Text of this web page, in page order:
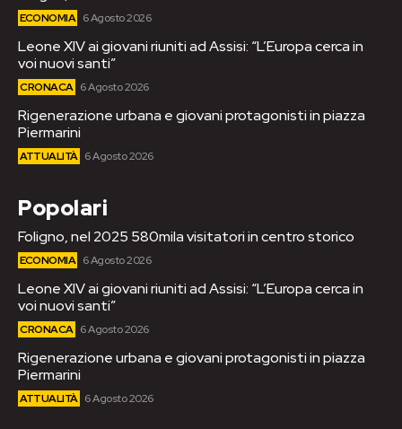
ECONOMIA 6 Agosto 2026
Leone XIV ai giovani riuniti ad Assisi: “L’Europa cerca in
voi nuovi santi”
CRONACA 6 Agosto 2026
Rigenerazione urbana e giovani protagonisti in piazza
Piermarini
ATTUALITÀ 6 Agosto 2026
Popolari
Foligno, nel 2025 580mila visitatori in centro storico
ECONOMIA 6 Agosto 2026
Leone XIV ai giovani riuniti ad Assisi: “L’Europa cerca in
voi nuovi santi”
CRONACA 6 Agosto 2026
Rigenerazione urbana e giovani protagonisti in piazza
Piermarini
ATTUALITÀ 6 Agosto 2026